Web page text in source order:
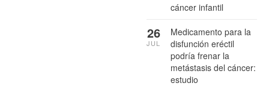
cáncer infantil
Medicamento para la
disfunción eréctil
podría frenar la
metástasis del cáncer:
estudio
26
JUL